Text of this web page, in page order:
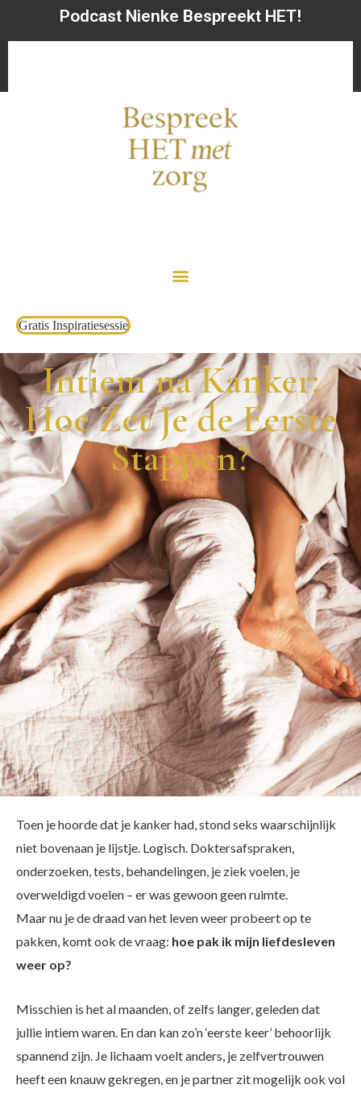
Podcast Nienke Bespreekt HET!
Gratis Inspiratiesessie
Intiem na Kanker:
Hoe Zet Je de Eerste
Stappen?
Toen je hoorde dat je kanker had, stond seks waarschijnlijk
niet bovenaan je lijstje. Logisch. Doktersafspraken,
onderzoeken, tests, behandelingen, je ziek voelen, je
overweldigd voelen – er was gewoon geen ruimte.
Maar nu je de draad van het leven weer probeert op te
pakken, komt ook de vraag: hoe pak ik mijn liefdesleven
weer op?
Misschien is het al maanden, of zelfs langer, geleden dat
jullie intiem waren. En dan kan zo’n ‘eerste keer’ behoorlijk
spannend zijn. Je lichaam voelt anders, je zelfvertrouwen
heeft een knauw gekregen, en je partner zit mogelijk ook vol